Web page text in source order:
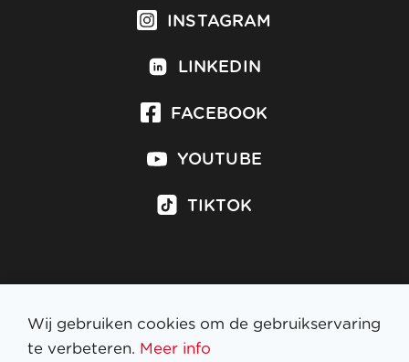
INSTAGRAM
LINKEDIN
FACEBOOK
YOUTUBE
TIKTOK
Inschrijven op nieuwsbrief
Wij gebruiken cookies om de gebruikservaring
te verbeteren. Meer info